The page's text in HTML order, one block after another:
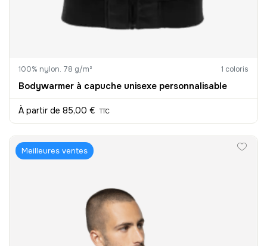
100% nylon. 78 g/m² 1 coloris
Bodywarmer à capuche unisexe personnalisable
À partir de 85,00 € TTC
Meilleures ventes